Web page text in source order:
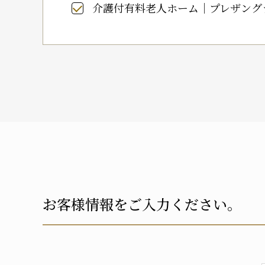
介護付有料老人ホーム｜プレザン
お客様情報をご入力ください。